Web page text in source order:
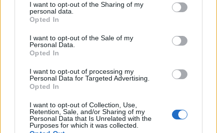
I want to opt-out of the Sharing of my
personal data.
Opted In
I want to opt-out of the Sale of my
Personal Data.
Opted In
I want to opt-out of processing my
Personal Data for Targeted Advertising.
Opted In
I want to opt-out of Collection, Use,
Retention, Sale, and/or Sharing of my
Personal Data that Is Unrelated with the
Purposes for which it was collected.
Animazione Pesante (3.59 Mb)
Link